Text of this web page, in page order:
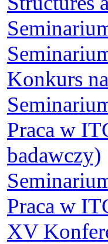
Konkurs
Praca w
badawczy)
Praca w
XV